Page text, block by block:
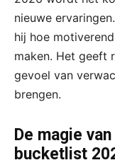
nieuwe
hij hoe
maken. Het geeft
gevoel van
brengen.
De magie
bucketlist